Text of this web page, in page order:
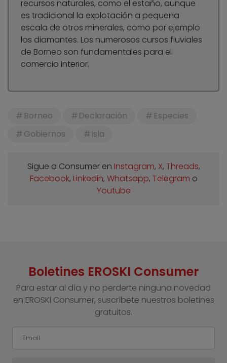
recursos naturales, como el estaño, aunque
es tradicional la explotación a pequeña
escala de otros minerales, como por ejemplo
los diamantes. Los numerosos cursos fluviales
de Borneo son fundamentales para el
comercio interior.
Borneo Declaración
Especies
Gobiernos
Isla
Sigue a Consumer en Instagram, X, Threads,
Facebook, Linkedin, Whatsapp, Telegram o
Youtube
Boletines EROSKI Consumer
Para estar al día y no perderte ninguna novedad
en EROSKI Consumer, suscríbete nuestros boletines
gratuitos.